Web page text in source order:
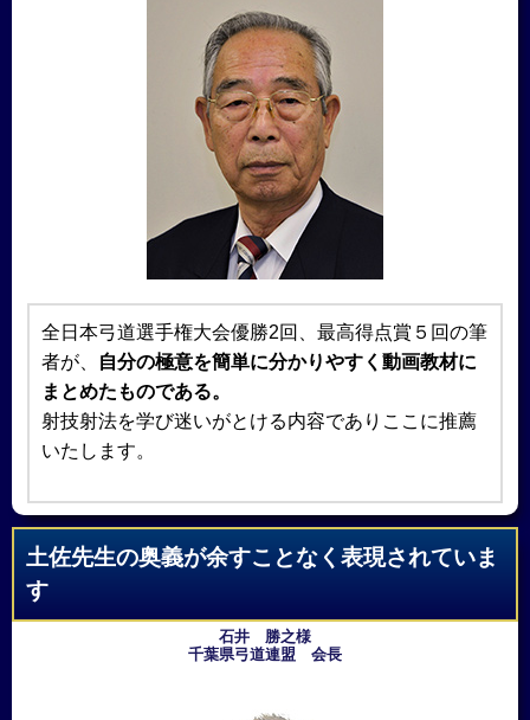
全日本弓道選手権大会優勝2回、最高得点賞５回の筆
者が、
自分の極意を簡単に分かりやすく動画教材に
まとめたものである。
射技射法を学び迷いがとける内容でありここに推薦
いたします。
土佐先生の奥義が余すことなく表現されていま
す
石井 勝之様
千葉県弓道連盟 会長